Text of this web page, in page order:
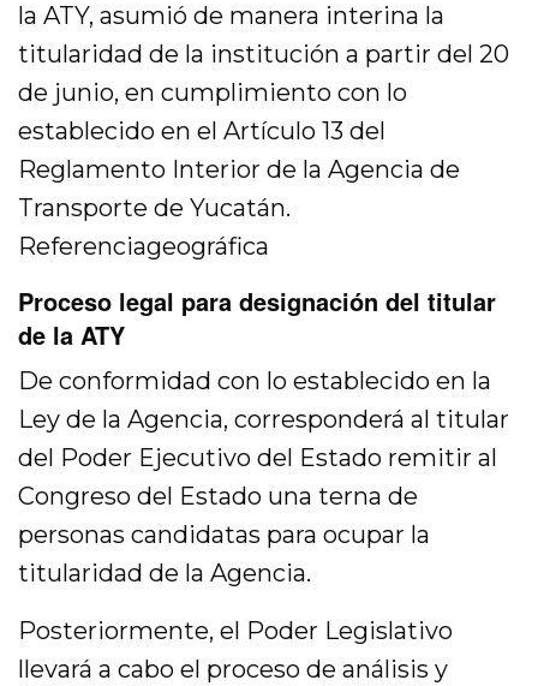
la ATY, asumió de manera interina la
titularidad de la institución a partir del 20
de junio, en cumplimiento con lo
establecido en el Artículo 13 del
Reglamento Interior de la Agencia de
Transporte de Yucatán.
Referenciageográfica
Proceso legal para designación del titular
de la ATY
De conformidad con lo establecido en la
Ley de la Agencia, corresponderá al titular
del Poder Ejecutivo del Estado remitir al
Congreso del Estado una terna de
personas candidatas para ocupar la
titularidad de la Agencia.
Posteriormente, el Poder Legislativo
llevará a cabo el proceso de análisis y